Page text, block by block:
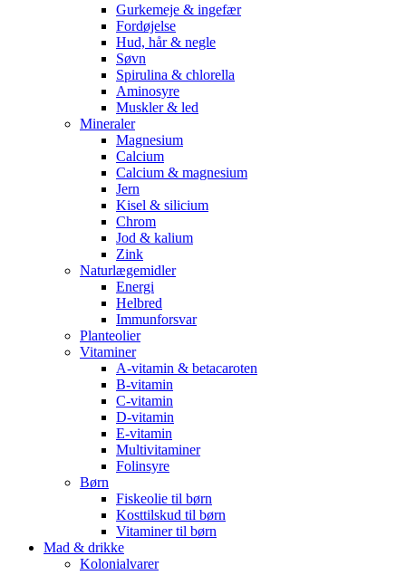
Gurkemeje & ingefær
Fordøjelse
Hud, hår & negle
Søvn
Spirulina & chlorella
Aminosyre
Muskler & led
Mineraler
Magnesium
Calcium
Calcium & magnesium
Jern
Kisel & silicium
Chrom
Jod & kalium
Zink
Naturlægemidler
Energi
Helbred
Immunforsvar
Planteolier
Vitaminer
A-vitamin & betacaroten
B-vitamin
C-vitamin
D-vitamin
E-vitamin
Multivitaminer
Folinsyre
Børn
Fiskeolie til børn
Kosttilskud til børn
Vitaminer til børn
Mad & drikke
Kolonialvarer